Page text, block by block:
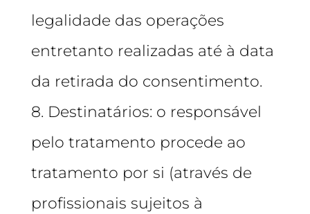
legalidade das operações
entretanto realizadas até à data
da retirada do consentimento.
8. Destinatários: o responsável
pelo tratamento procede ao
tratamento por si (através de
profissionais sujeitos à